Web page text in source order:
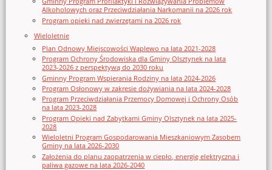
Alkoholowych oraz Przeciwdziałania Narkomanii na 2026 rok
Program opieki nad zwierzętami na 2026 rok
Wieloletnie
Plan Odnowy Miejscowości Waplewo na lata 2021-2028
Program Ochrony Środowiska dla Gminy Olsztynek na lata
2023-2026 z perspektywą do 2030 roku
Gminny Program Wspierania Rodziny na lata 2024-2026
Program Osłonowy w zakresie dożywiania na lata 2024-2028
Program Przeciwdziałania Przemocy Domowej i Ochrony Osób
na lata 2023-2028
Program Opieki nad Zabytkami Gminy Olsztynek na lata 2025-
2028
Wieloletni Program Gospodarowania Mieszkaniowym Zasobem
Gminy na lata 2026-2030
Założenia do planu zaopatrzenia w ciepło, energię elektryczna i
paliwa gazowe na lata 2026-2040